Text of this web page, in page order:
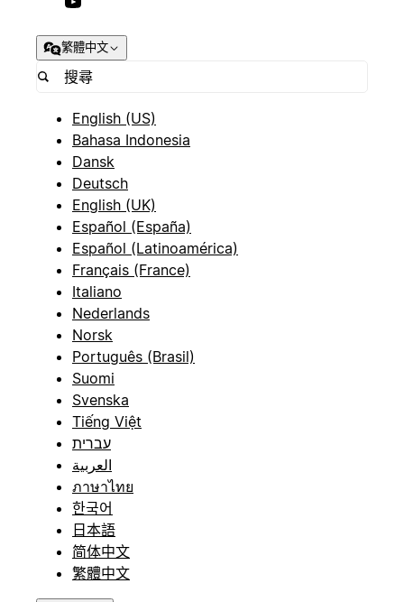
繁體中文
English (US)
Bahasa Indonesia
Dansk
Deutsch
English (UK)
Español (España)
Español (Latinoamérica)
Français (France)
Italiano
Nederlands
Norsk
Português (Brasil)
Suomi
Svenska
Tiếng Việt
עברית
العربية
ภาษาไทย
한국어
日本語
简体中文
繁體中文